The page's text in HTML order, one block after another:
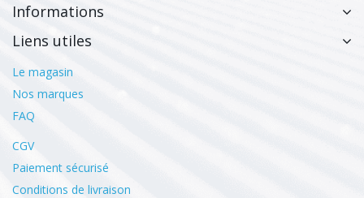
Informations
Liens utiles
Le magasin
Nos marques
FAQ
CGV
Paiement sécurisé
Conditions de livraison